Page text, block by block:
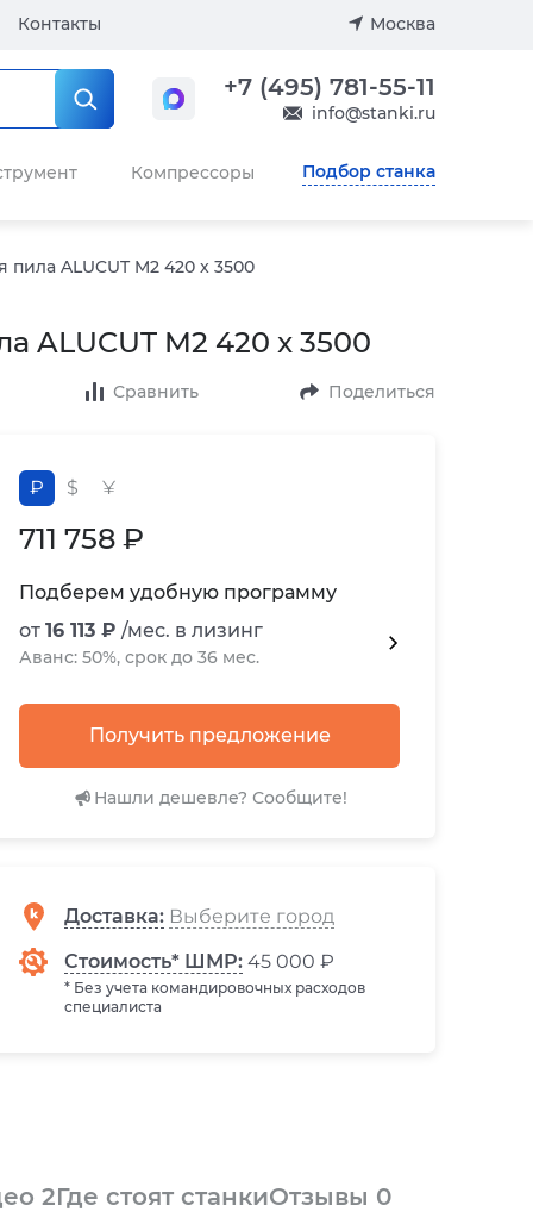
Контакты Москва
+7 (495) 781-55-11
info@stanki.ru
Компрессоры Подбор станка
пила ALUCUT M2 420 x 3500
ALUCUT M2 420 x 3500
Сравнить Поделиться
₽ $ ¥
711 758 ₽
Подберем удобную программу
от 16 113 ₽ /мес. в лизинг
Аванс: 50%, срок до 36 мес.
Получить предложение
Нашли дешевле? Сообщите!
Доставка:
Стоимость* ШМР: 45 000 ₽
* Без учета командировочных расходов
специалиста
2Где стоят станкиОтзывы 0